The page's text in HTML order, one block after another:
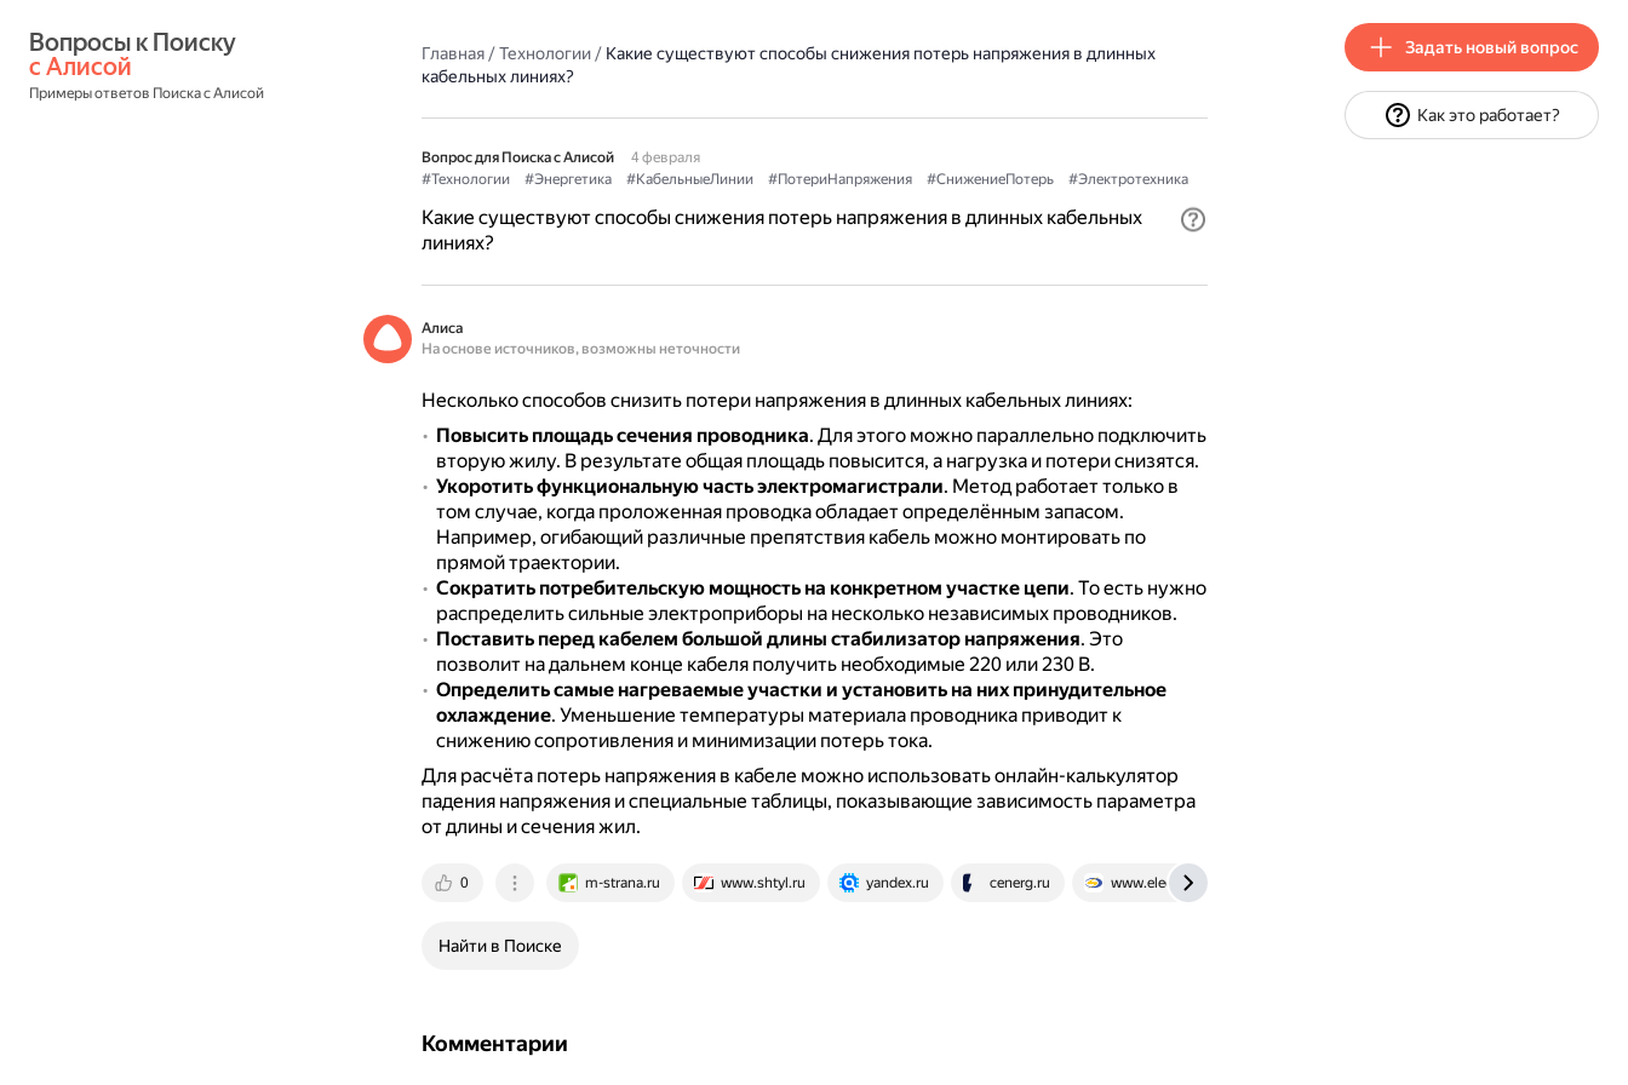
с Алисой
Примеры ответов Поиска с Алисой
Главная/Технологии/ Какие существуют способы снижения потерь напряжения в длинных
кабельных линиях?
Вопрос для Поиска с Алисой
4 февраля
#Технологии
#Энергетика #КабельныеЛинии #ПотериНапряжения #СнижениеПотерь #Электротехника
Какие существуют способы снижения потерь напряжения в длинных кабельных
линиях?
Алиса
На основе источников, возможны неточности
Несколько способов снизить потери напряжения в длинных кабельных линиях:
Повысить площадь сечения проводника. Для этого можно параллельно подключить
вторую жилу. В результате общая площадь повысится, а нагрузка и потери снизятся.
Укоротить функциональную часть электромагистрали. Метод работает только в
том случае, когда проложенная проводка обладает определённым запасом.
Например, огибающий различные препятствия кабель можно монтировать по
прямой траектории.
Сократить потребительскую мощность на конкретном участке цепи. То есть нужно
распределить сильные электроприборы на несколько независимых проводников.
Поставить перед кабелем большой длины стабилизатор напряжения. Это
позволит на дальнем конце кабеля получить необходимые 220 или 230 В.
Определить самые нагреваемые участки и установить на них принудительное
охлаждение. Уменьшение температуры материала проводника приводит к
снижению сопротивления и минимизации потерь тока.
Для расчёта потерь напряжения в кабеле можно использовать онлайн-калькулятор
падения напряжения и специальные таблицы, показывающие зависимость параметра
от длины и сечения жил.
0 m-strana.ru www.shtyl.ru yandex.ru cenerg.ru www.elec.ru
Найти в Поиске
Комментарии
Задать новый вопрос
Как это работает?